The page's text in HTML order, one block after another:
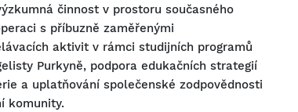
činnost v prostoru současného
s příbuzně zaměřenými
aktivit v rámci studijních programů
Purkyně, podpora edukačních strategií
a uplatňování společenské zodpovědnosti
komunity.